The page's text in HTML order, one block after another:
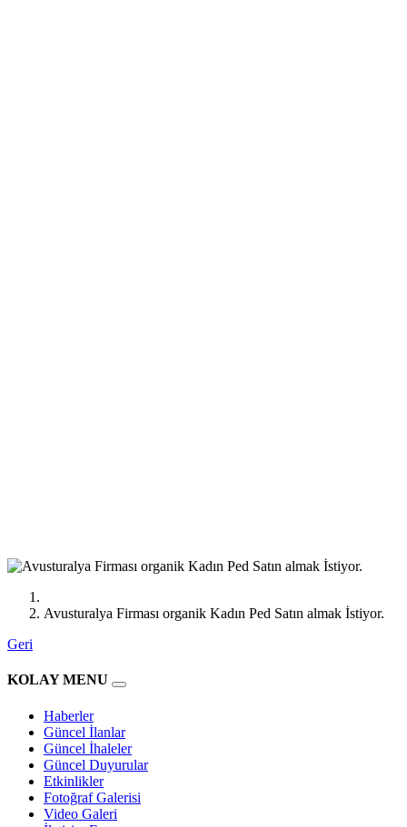
Avusturalya Firması organik Kadın Ped Satın almak İstiyor.
Geri
KOLAY MENU
Haberler
Güncel İlanlar
Güncel İhaleler
Güncel Duyurular
Etkinlikler
Fotoğraf Galerisi
Video Galeri